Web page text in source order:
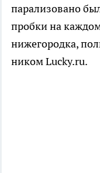
парализовано
пробки на
нижегородка,
ником Lucky.ru.